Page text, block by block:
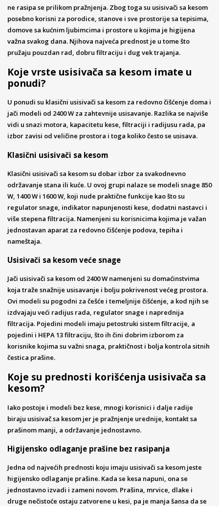
ne rasipa se prilikom pražnjenja. Zbog toga su usisivači sa kesom
posebno korisni za porodice, stanove i sve prostorije sa tepisima,
domove sa kućnim ljubimcima i prostore u kojima je higijena
važna svakog dana. Njihova najveća prednost je u tome što
pružaju pouzdan rad, dobru filtraciju i dug vek trajanja.
Koje vrste usisivača sa kesom imate u
ponudi?
U ponudi su klasični usisivači sa kesom za redovno čišćenje doma i
jači modeli od 2400 W za zahtevnije usisavanje. Razlika se najviše
vidi u snazi motora, kapacitetu kese, filtraciji i radijusu rada, pa
izbor zavisi od veličine prostora i toga koliko često se usisava.
Klasični usisivači sa kesom
Klasični usisivači sa kesom su dobar izbor za svakodnevno
održavanje stana ili kuće. U ovoj grupi nalaze se modeli snage 850
W, 1400 W i 1600 W, koji nude praktične funkcije kao što su
regulator snage, indikator napunjenosti kese, dodatni nastavci i
više stepena filtracija. Namenjeni su korisnicima kojima je važan
jednostavan aparat za redovno čišćenje podova, tepiha i
nameštaja.
Usisivači sa kesom veće snage
Jači usisivači sa kesom od 2400 W namenjeni su domaćinstvima
koja traže snažnije usisavanje i bolju pokrivenost većeg prostora.
Ovi modeli su pogodni za češće i temeljnije čišćenje, a kod njih se
izdvajaju veći radijus rada, regulator snage i naprednija
filtracija. Pojedini modeli imaju petostruki sistem filtracije, a
pojedini i HEPA 13 filtraciju, što ih čini dobrim izborom za
korisnike kojima su važni snaga, praktičnost i bolja kontrola sitnih
čestica prašine.
Koje su prednosti korišćenja usisivača sa
kesom?
Iako postoje i modeli bez kese, mnogi korisnici i dalje radije
biraju usisivač sa kesom jer je pražnjenje urednije, kontakt sa
prašinom manji, a održavanje jednostavno.
Higijensko odlaganje prašine bez rasipanja
Jedna od najvećih prednosti koju imaju usisivači sa kesom jeste
higijensko odlaganje prašine. Kada se kesa napuni, ona se
jednostavno izvadi i zameni novom. Prašina, mrvice, dlake i
druge nečistoće ostaju zatvorene u kesi, pa je manja šansa da se